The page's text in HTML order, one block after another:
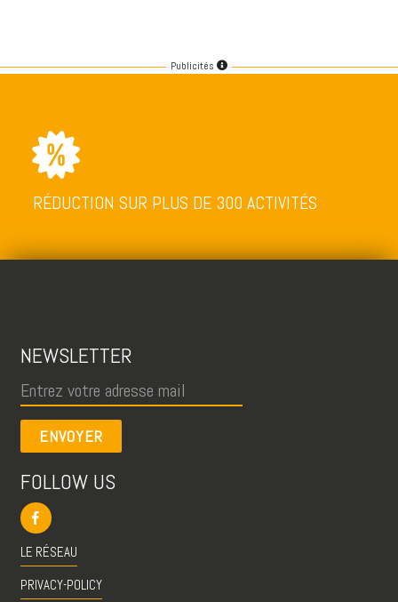
Publicités
RÉDUCTION SUR PLUS DE 300 ACTIVITÉS
NEWSLETTER
ENVOYER
FOLLOW US
LE RÉSEAU
PRIVACY-POLICY